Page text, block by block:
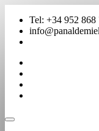
contenido
Tel: +34 952
Menú